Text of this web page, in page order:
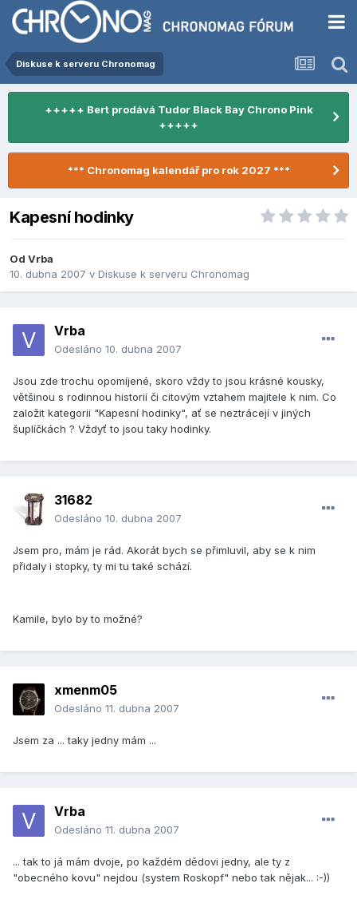
Diskuse k serveru Chronomag
+++++ Bert prodává Tudor Black Bay Chrono Pink
+++++
*** Chronomag kalendář pro rok 2027 ***
Kapesní hodinky
Od Vrba
10. dubna 2007 v Diskuse k serveru Chronomag
Vrba
Odesláno 10. dubna 2007
Jsou zde trochu opomíjené, skoro vždy to jsou krásné kousky,
většinou s rodinnou historií či citovým vztahem majitele k nim. Co
založit kategorii "Kapesní hodinky", ať se neztrácejí v jiných
šuplíčkách ? Vždyť to jsou taky hodinky.
31682
Odesláno 10. dubna 2007
Jsem pro, mám je rád. Akorát bych se přimluvil, aby se k nim
přidaly i stopky, ty mi tu také schází.
Kamile, bylo by to možné?
xmenm05
Odesláno 11. dubna 2007
Jsem za ... taky jedny mám ...
Vrba
Odesláno 11. dubna 2007
... tak to já mám dvoje, po každém dědovi jedny, ale ty z
"obecného kovu" nejdou (system Roskopf" nebo tak nějak... :-))